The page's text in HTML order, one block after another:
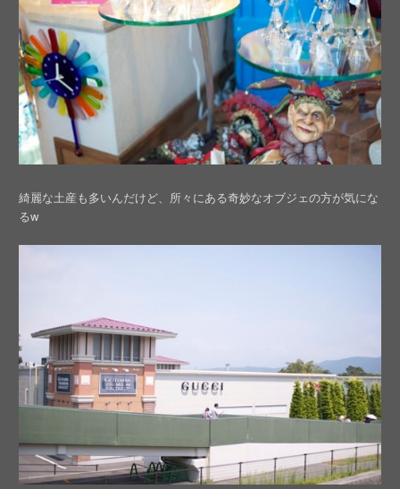
綺麗な土産も多いんだけど、所々にある奇妙なオブジェの方が気にな
るw